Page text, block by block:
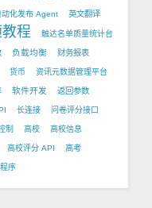
动化发布 Agent 英文翻译
程 触达名单质量统计台
负载均衡 财务报表
货币 资讯元数据管理平台
软件开发 返回参数
长连接 问卷评分接口
制 高校 高校信息
高校评分 API 高考
序